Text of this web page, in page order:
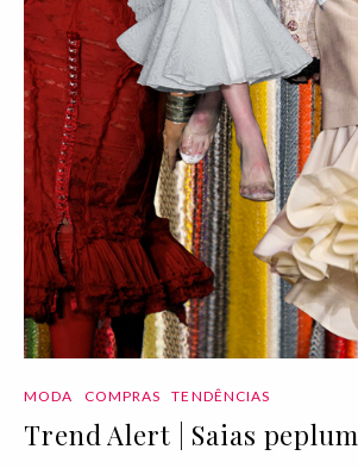
MODA COMPRAS TENDÊNCIAS
Trend Alert | Saias peplum